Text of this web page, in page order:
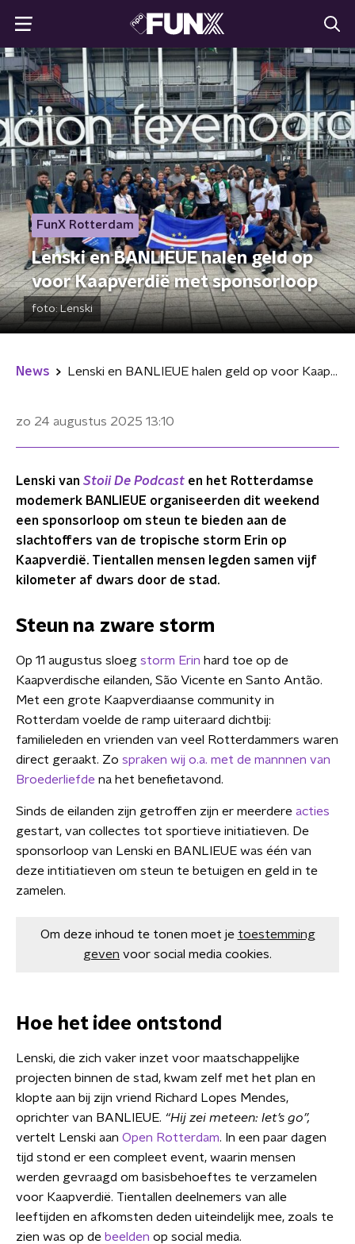
FunX Rotterdam
Lenski en BANLIEUE halen geld op
voor Kaapverdië met sponsorloop
foto: Lenski
News Lenski en BANLIEUE halen geld op voor Kaapverdië met sponsorloop
zo 24 augustus 2025 13:10
Lenski van Stoii De Podcast en het Rotterdamse
modemerk BANLIEUE organiseerden dit weekend
een sponsorloop om steun te bieden aan de
slachtoffers van de tropische storm Erin op
Kaapverdië. Tientallen mensen legden samen vijf
kilometer af dwars door de stad.
Steun na zware storm
Op 11 augustus sloeg storm Erin hard toe op de
Kaapverdische eilanden, São Vicente en Santo Antão.
Met een grote Kaapverdiaanse community in
Rotterdam voelde de ramp uiteraard dichtbij:
familieleden en vrienden van veel Rotterdammers waren
direct geraakt. Zo spraken wij o.a. met de mannnen van
Broederliefde na het benefietavond.
Sinds de eilanden zijn getroffen zijn er meerdere acties
gestart, van collectes tot sportieve initiatieven. De
sponsorloop van Lenski en BANLIEUE was één van
deze intitiatieven om steun te betuigen en geld in te
zamelen.
Om deze inhoud te tonen moet je toestemming
geven voor social media cookies.
Hoe het idee ontstond
Lenski, die zich vaker inzet voor maatschappelijke
projecten binnen de stad, kwam zelf met het plan en
klopte aan bij zijn vriend Richard Lopes Mendes,
oprichter van BANLIEUE. “Hij zei meteen: let’s go”,
vertelt Lenski aan Open Rotterdam. In een paar dagen
tijd stond er een compleet event, waarin mensen
werden gevraagd om basisbehoeftes te verzamelen
voor Kaapverdië. Tientallen deelnemers van alle
leeftijden en afkomsten deden uiteindelijk mee, zoals te
zien was op de beelden op social media.